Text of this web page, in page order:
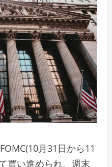
月31日から11
買い進められ、週末